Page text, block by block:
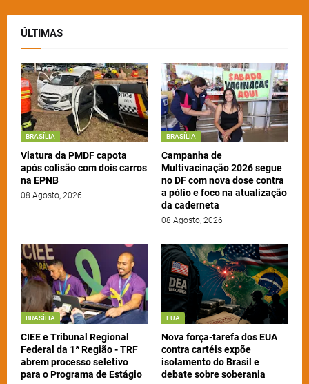
ÚLTIMAS
BRASÍLIA
Viatura da PMDF capota
após colisão com dois carros
na EPNB
08 Agosto, 2026
BRASÍLIA
Campanha de
Multivacinação 2026 segue
no DF com nova dose contra
a pólio e foco na atualização
da caderneta
08 Agosto, 2026
BRASÍLIA
CIEE e Tribunal Regional
Federal da 1ª Região - TRF
abrem processo seletivo
para o Programa de Estágio
EUA
Nova força-tarefa dos EUA
contra cartéis expõe
isolamento do Brasil e
debate sobre soberania